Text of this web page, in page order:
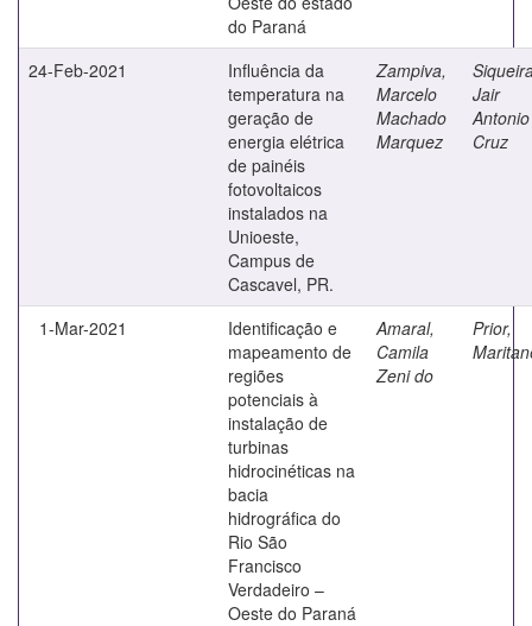
do Paraná
24-Feb-2021
Influência da
temperatura na
geração de
energia elétrica
de painéis
fotovoltaicos
instalados na
Unioeste,
Campus de
Cascavel, PR.
Zampiva,
Marcelo
Machado
Marquez
Jair
Antonio
Cruz
1-Mar-2021
Identificação e
mapeamento de
regiões
potenciais à
instalação de
turbinas
hidrocinéticas na
bacia
hidrográfica do
Rio São
Francisco
Verdadeiro –
Oeste do Paraná
Amaral,
Camila
Zeni do
Prior,